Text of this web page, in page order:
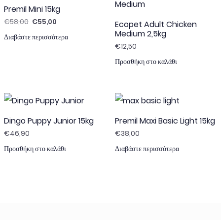
Premil Mini 15kg
€58,00 Original price was: €58,00.
€55,00 Η τρέχουσα τιμή είναι: €55,00.
Διαβάστε περισσότερα
Ecopet Adult Chicken
Medium 2,5kg
€12,50
Προσθήκη στο καλάθι
Dingo Puppy Junior 15kg
€46,90
Προσθήκη στο καλάθι
Premil Maxi Basic Light 15kg
€38,00
Διαβάστε περισσότερα